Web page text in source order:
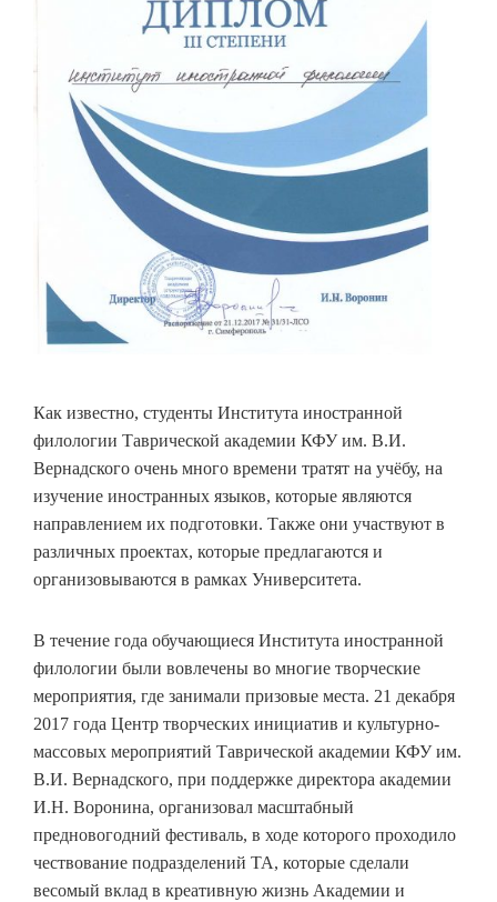
Как известно, студенты Института иностранной
филологии Таврической академии КФУ им. В.И.
Вернадского очень много времени тратят на учёбу, на
изучение иностранных языков, которые являются
направлением их подготовки. Также они участвуют в
различных проектах, которые предлагаются и
организовываются в рамках Университета.
В течение года обучающиеся Института иностранной
филологии были вовлечены во многие творческие
мероприятия, где занимали призовые места. 21 декабря
2017 года Центр творческих инициатив и культурно-
массовых мероприятий Таврической академии КФУ им.
В.И. Вернадского, при поддержке директора академии
И.Н. Воронина, организовал масштабный
предновогодний фестиваль, в ходе которого проходило
чествование подразделений ТА, которые сделали
весомый вклад в креативную жизнь Академии и